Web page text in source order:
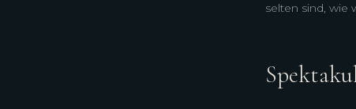
selten sind, wie